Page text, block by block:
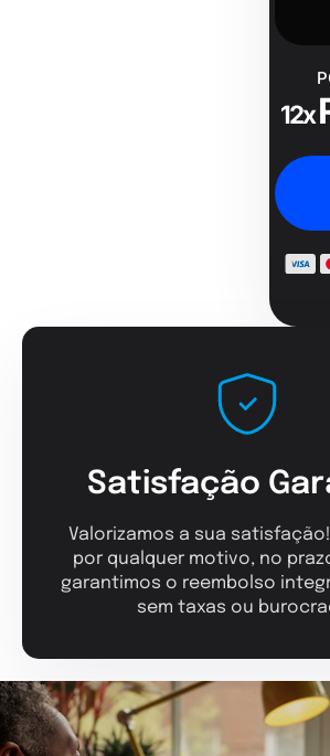
12x
Satisfação
Valorizamos a sua
por qualquer motivo, no
garantimos o reembolso
sem taxas ou